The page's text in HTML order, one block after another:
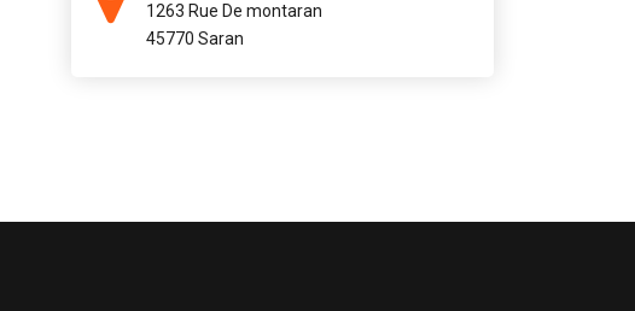
1263 Rue De montaran
45770 Saran